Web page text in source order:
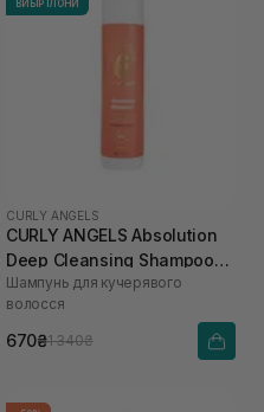
ВИБІР ІЛОНИ
CURLY ANGELS
CURLY ANGELS Absolution
Deep Cleansing Shampoo
300 мл
Шампунь для кучерявого
волосся
670₴1 340₴